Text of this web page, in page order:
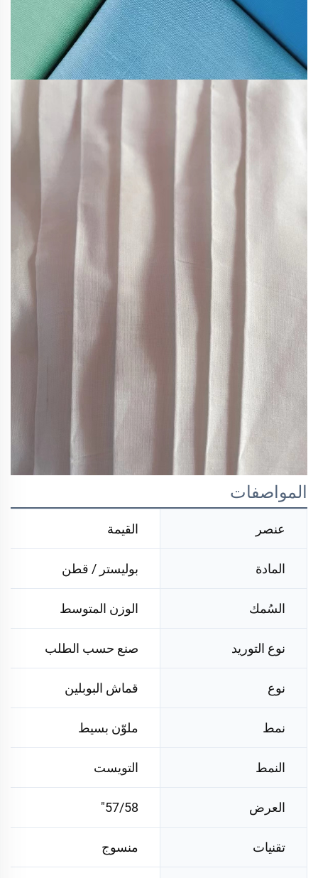
المواصفات
عنصر القيمة
المادة بوليستر / قطن
السُمك الوزن المتوسط
نوع التوريد صنع حسب الطلب
نوع قماش البوبلين
نمط ملوّن بسيط
النمط التويست
العرض 57/58"
تقنيات منسوج